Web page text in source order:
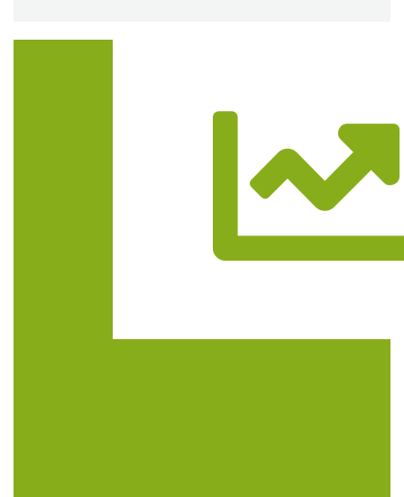
Trasa